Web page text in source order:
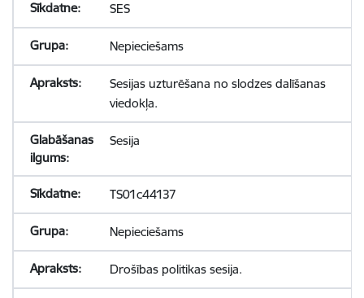
SES
Nepieciešams
Sesijas uzturēšana no slodzes dalīšanas
viedokļa.
Sesija
TS01c44137
Nepieciešams
Drošības politikas sesija.